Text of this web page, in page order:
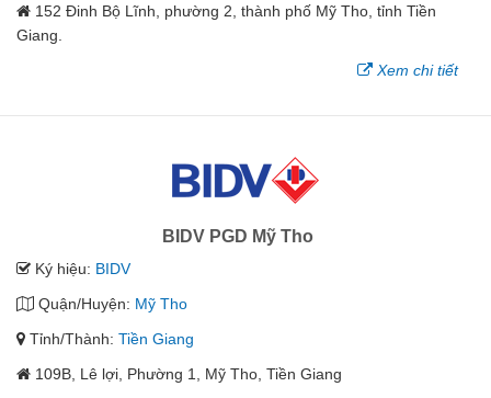
152 Đinh Bộ Lĩnh, phường 2, thành phố Mỹ Tho, tỉnh Tiền
Giang.
Xem chi tiết
BIDV PGD Mỹ Tho
Ký hiệu: BIDV
Quận/Huyện: Mỹ Tho
Tỉnh/Thành: Tiền Giang
109B, Lê lợi, Phường 1, Mỹ Tho, Tiền Giang